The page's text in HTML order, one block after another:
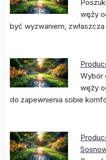
węży
być wyzwaniem,
Wybór
węży
do zapewnienia sobie